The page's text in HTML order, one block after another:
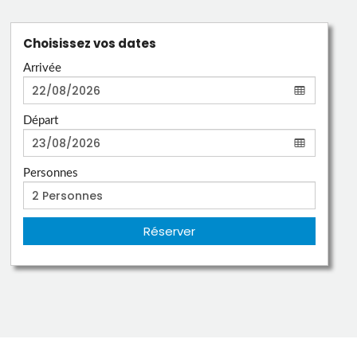
Choisissez vos dates
Arrivée
Départ
Personnes
Réserver